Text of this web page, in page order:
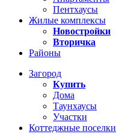
Пентхаусы
Жилые комплексы
Новостройки
Вторичка
Районы
Загород
Купить
Дома
Таунхаусы
Участки
Коттеджные поселки